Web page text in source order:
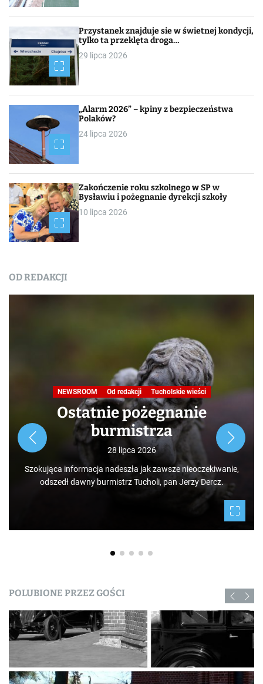
Przystanek znajduje sie w świetnej kondycji,
tylko ta przeklęta droga…
29 lipca 2026
„Alarm 2026” – kpiny z bezpieczeństwa
Polaków?
24 lipca 2026
Zakończenie roku szkolnego w SP w
Bysławiu i pożegnanie dyrekcji szkoły
10 lipca 2026
OD REDAKCJI
Podróże małe i duże. Ścieżka
przyrodniczo-dydaktyczna
„Jelenia Wyspa”
24 lipca 2026
Rozpoczynamy nowy cykl opowieści zarówno dla turystów,
jak i mieszkańców, którzy niekoniecznie muszą podróżować
po świecie. Mamy niezwykłe szczęście żyć w Borach
Tucholskich i korzystać i to w dodatku za darmo z tego, co
daje nam natura.
POLUBIONE PRZEZ GOŚCI